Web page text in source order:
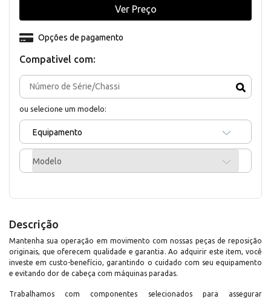
Compativel com:
ou selecione um modelo:
Equipamento
Modelo
Opções de pagamento
Ver Preço
Descrição
Mantenha sua operação em movimento com nossas peças de reposição
originais, que oferecem qualidade e garantia. Ao adquirir este item, você
investe em custo-benefício, garantindo o cuidado com seu equipamento
e evitando dor de cabeça com máquinas paradas.
Trabalhamos com componentes selecionados para assegurar